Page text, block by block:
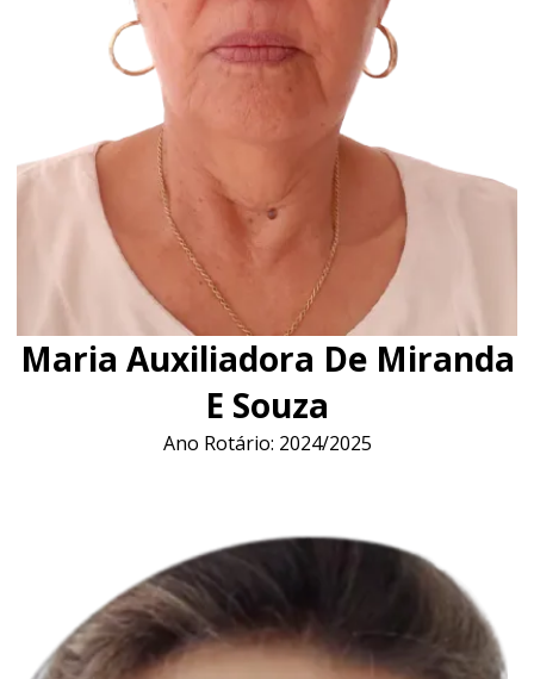
Maria Auxiliadora De Miranda
E Souza
Ano Rotário: 2024/2025